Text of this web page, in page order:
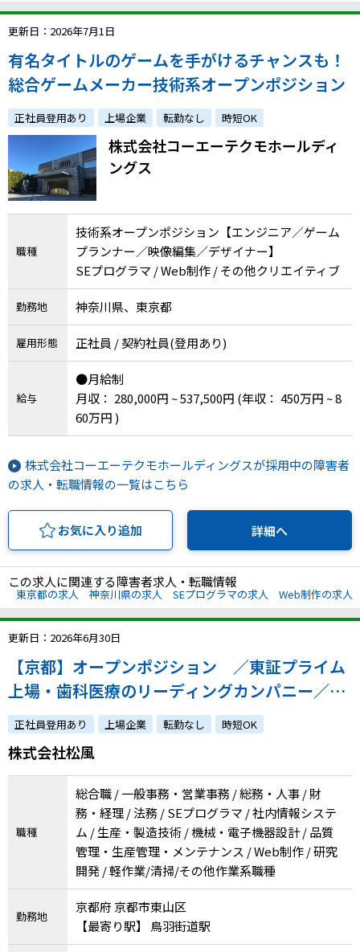
更新日：2026年7月1日
有名タイトルのゲームを手がけるチャンスも！
総合ゲームメーカー技術系オープンポジション
正社員登用あり 上場企業 転勤なし 時短OK
株式会社コーエーテクモホールディ
ングス
職種
技術系オープンポジション【エンジニア／ゲーム
プランナー／映像編集／デザイナー】
SEプログラマ / Web制作 / その他クリエイティブ
勤務地 神奈川県、東京都
雇用形態 正社員 / 契約社員(登用あり)
給与
●月給制
月収： 280,000円 ~ 537,500円 (年収： 450万円 ~ 8
60万円 )
株式会社コーエーテクモホールディングスが採用中の障害者
の求人・転職情報の一覧はこちら
お気に入り追加 詳細へ
この求人に関連する障害者求人・転職情報
東京都の求人 神奈川県の求人 SEプログラマの求人 Web制作の求人
更新日：2026年6月30日
【京都】オープンポジション ／東証プライム
上場・歯科医療のリーディングカンパニー／時
短勤務応相談
正社員登用あり 上場企業 転勤なし 時短OK
株式会社松風
職種
総合職 / 一般事務・営業事務 / 総務・人事 / 財
務・経理 / 法務 / SEプログラマ / 社内情報システ
ム / 生産・製造技術 / 機械・電子機器設計 / 品質
管理・生産管理・メンテナンス / Web制作 / 研究
開発 / 軽作業/清掃/その他作業系職種
勤務地
京都府 京都市東山区
【最寄り駅】 鳥羽街道駅